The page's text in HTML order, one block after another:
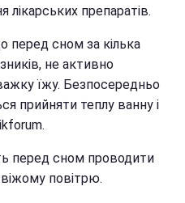
лікарських препаратів.
перед сном за кілька
не активно
їжу. Безпосередньо
прийняти теплу ванну і
перед сном проводити
повітрю.